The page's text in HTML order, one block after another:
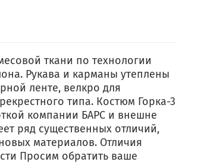
ткани по технологии
Рукава и карманы утеплены
ленте, велкро для
типа. Костюм Горка-3
компании БАРС и внешне
ряд существенных отличий,
материалов. Отличия
Просим обратить ваше